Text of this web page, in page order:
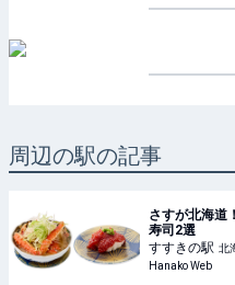
周辺の駅の記事
さすが北海道
寿司2選
すすきの駅 北
Hanako Web